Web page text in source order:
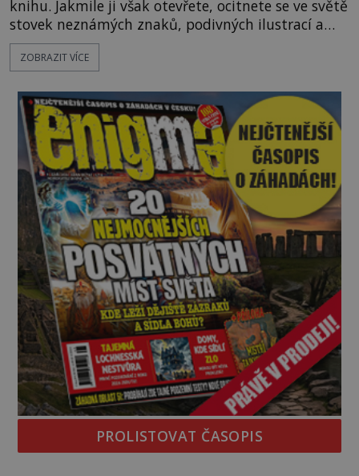
knihu. Jakmile ji však otevřete, ocitnete se ve světě
stovek neznámých znaků, podivných ilustrací a
textu, který už téměř dvě století vzdoruje všem
pokusům o rozluštění. Rohoncský kodex patří mezi
jistotou neví, kdo jej napsal, kdy vznikl ani co
vlastně vypráví. Rohoncský kodex se poprvé
objevuje v roce
ZOBRAZIT VÍCE
PROLISTOVAT ČASOPIS